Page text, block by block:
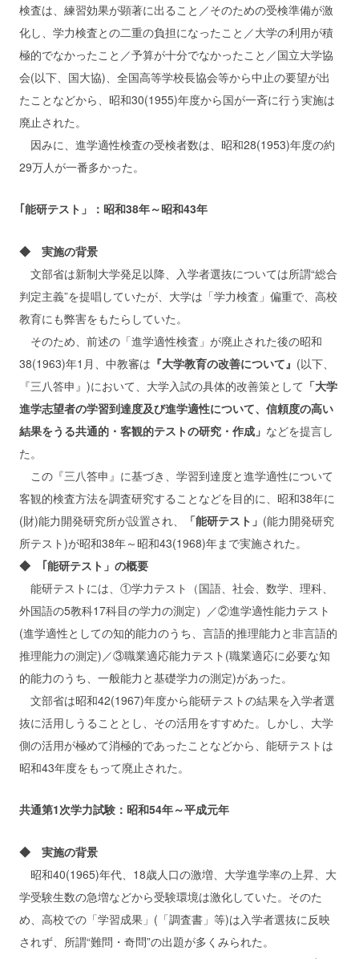
検査は、練習効果が顕著に出ること／そのための受検準備が激
化し、学力検査との二重の負担になったこと／大学の利用が積
極的でなかったこと／予算が十分でなかったこと／国立大学協
会(以下、国大協)、全国高等学校長協会等から中止の要望が出
たことなどから、昭和30(1955)年度から国が一斉に行う実施は
廃止された。
因みに、進学適性検査の受検者数は、昭和28(1953)年度の約
29万人が一番多かった。
｢能研テスト」：昭和38年～昭和43年
◆ 実施の背景
文部省は新制大学発足以降、入学者選抜については所謂“総合
判定主義”を提唱していたが、大学は「学力検査」偏重で、高校
教育にも弊害をもたらしていた。
そのため、前述の「進学適性検査」が廃止された後の昭和
38(1963)年1月、中教審は 『大学教育の改善について』 (以下、
『三八答申』)において、大学入試の具体的改善策として 「大学
進学志望者の学習到達度及び進学適性について、信頼度の高い
結果をうる共通的・客観的テストの研究・作成」 などを提言し
た。
この『三八答申』に基づき、学習到達度と進学適性について
客観的検査方法を調査研究することなどを目的に、昭和38年に
(財)能力開発研究所が設置され、
「能研テスト」 (能力開発研究
所テスト)が昭和38年～昭和43(1968)年まで実施された。
◆ ｢能研テスト」の概要
能研テストには、①学力テスト（国語、社会、数学、理科、
外国語の5教科17科目の学力の測定）／②進学適性能力テスト
(進学適性としての知的能力のうち、言語的推理能力と非言語的
推理能力の測定)／③職業適応能力テスト(職業適応に必要な知
的能力のうち、一般能力と基礎学力の測定)があった。
文部省は昭和42(1967)年度から能研テストの結果を入学者選
抜に活用しうることとし、その活用をすすめた。しかし、大学
側の活用が極めて消極的であったことなどから、能研テストは
昭和43年度をもって廃止された。
共通第1次学力試験：昭和54年～平成元年
◆ 実施の背景
昭和40(1965)年代、18歳人口の激増、大学進学率の上昇、大
学受験生数の急増などから受験環境は激化していた。そのた
め、高校での「学習成果」(「調査書」等)は入学者選抜に反映
されず、所謂“難問・奇問”の出題が多くみられた。